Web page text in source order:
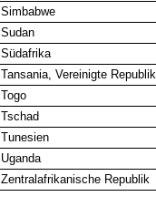
Simbabwe
Sudan
Südafrika
Tansania, Vereinigte Republik
Togo
Tschad
Tunesien
Uganda
Zentralafrikanische Republik